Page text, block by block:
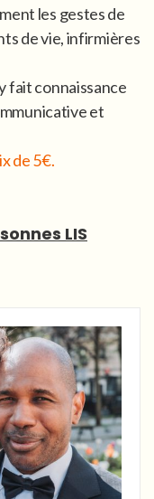
les gestes de
de vie, infirmières
fait connaissance
et
de 5€.
LIS